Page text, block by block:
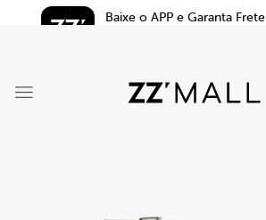
Baixe o APP e Garanta Frete